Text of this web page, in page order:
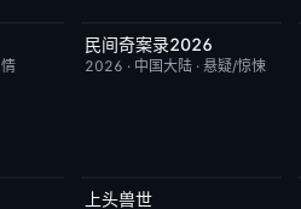
更新至下集
民间奇案录2026
2026 · 中国大陆 ·悬疑/惊悚
完结
上头兽世